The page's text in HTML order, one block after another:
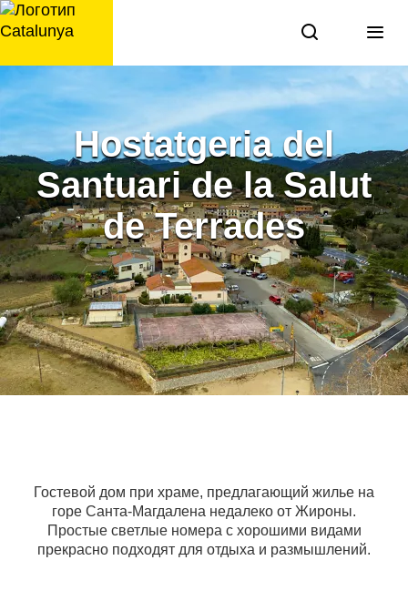
перейти
к
Hostatgeria del
Santuari de la Salut
de Terrades
Гостевой дом при храме, предлагающий жилье на
горе Санта-Магдалена недалеко от Жироны.
Простые светлые номера с хорошими видами
прекрасно подходят для отдыха и размышлений.